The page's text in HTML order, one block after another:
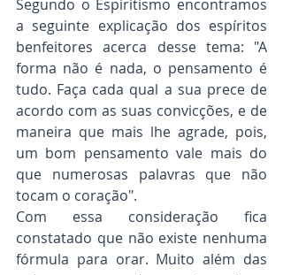
Segundo o Espiritismo encontramos
a seguinte explicação dos espíritos
benfeitores acerca desse tema: "A
forma não é nada, o pensamento é
tudo. Faça cada qual a sua prece de
acordo com as suas convicções, e de
maneira que mais lhe agrade, pois,
um bom pensamento vale mais do
que numerosas palavras que não
tocam o coração".
Com essa consideração fica
constatado que não existe nenhuma
fórmula para orar. Muito além das